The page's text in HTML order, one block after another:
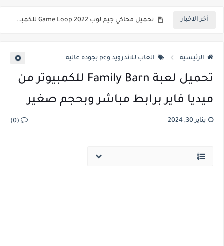
أخر الاخبار تحميل لعبة برو إفولوشن سوكر 2018 للكمبيوتر بحجم صغير من ميديا فاير
الرئيسية العاب للاندرويد وpc بجوده عاليه
تحميل لعبة Family Barn للكمبيوتر من
ميديا فاير برابط مباشر وبحجم صغير
يناير 30, 2024 (0)